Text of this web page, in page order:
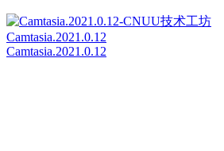
Camtasia.2021.0.12
Camtasia.2021.0.12